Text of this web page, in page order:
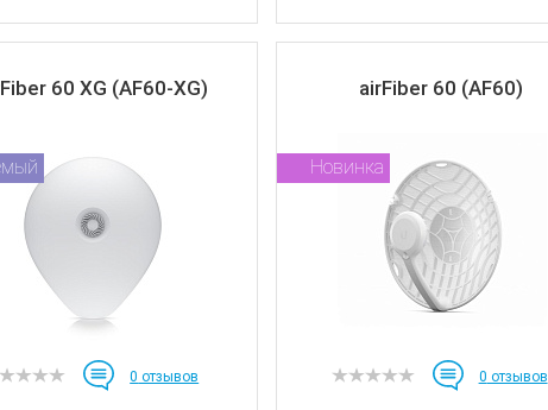
60 XG (AF60-XG)
0 отзывов
airFiber 60 (AF60)
Новинка
0 отзывов